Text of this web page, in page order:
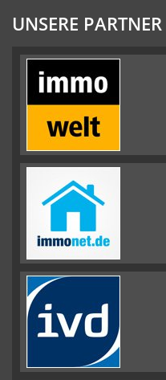
UNSERE PARTNER